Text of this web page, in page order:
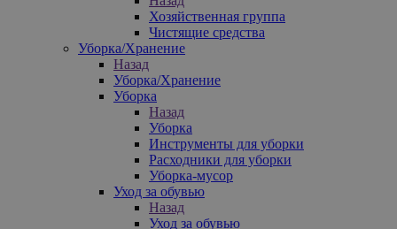
Хозяйственная группа
Чистящие средства
Уборка/Хранение
Назад
Уборка/Хранение
Уборка
Назад
Уборка
Инструменты для уборки
Расходники для уборки
Уборка-мусор
Уход за обувью
Назад
Уход за обувью